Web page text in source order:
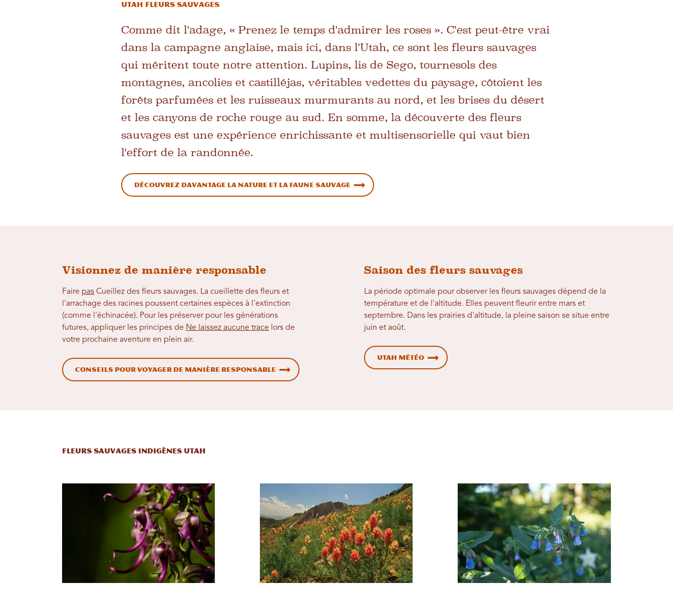
Utah Fleurs sauvages
Comme dit l'adage, « Prenez le temps d'admirer les roses ». C'est peut-être vrai
dans la campagne anglaise, mais ici, dans l'Utah, ce sont les fleurs sauvages
qui méritent toute notre attention. Lupins, lis de Sego, tournesols des
montagnes, ancolies et castilléjas, véritables vedettes du paysage, côtoient les
forêts parfumées et les ruisseaux murmurants au nord, et les brises du désert
et les canyons de roche rouge au sud. En somme, la découverte des fleurs
sauvages est une expérience enrichissante et multisensorielle qui vaut bien
l'effort de la randonnée.
Découvrez davantage la nature et la faune sauvage
Visionnez de manière responsable
Faire pas Cueillez des fleurs sauvages. La cueillette des fleurs et
l'arrachage des racines poussent certaines espèces à l'extinction
(comme l'échinacée). Pour les préserver pour les générations
futures,appliquer les principes de Ne laissez aucune trace lors de
votre prochaine aventure en plein air.
Conseils pour voyager de manière responsable
Saison des fleurs sauvages
La période optimale pour observer les fleurs sauvages dépend de la
température et de l'altitude. Elles peuvent fleurir entre mars et
septembre. Dans les prairies d'altitude, la pleine saison se situe entre
juin et août.
Utah Météo
Fleurs sauvages indigènes Utah